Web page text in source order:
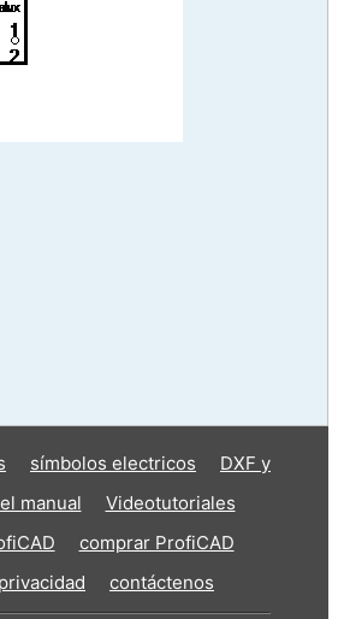
símbolos electricos
DXF y
el manual
Videotutoriales
comprar ProfiCAD
contáctenos